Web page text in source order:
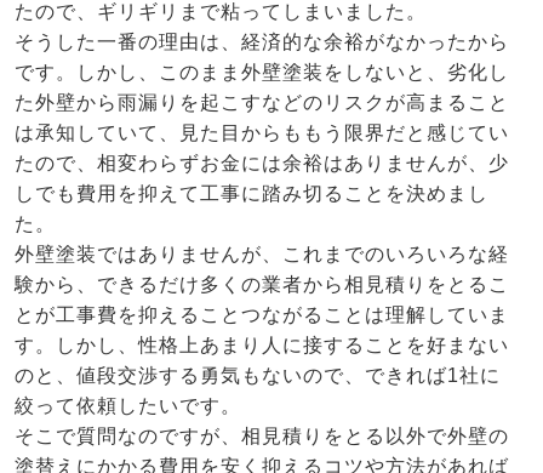
たので、ギリギリまで粘ってしまいました。
そうした一番の理由は、経済的な余裕がなかったから
です。しかし、このまま外壁塗装をしないと、劣化し
た外壁から雨漏りを起こすなどのリスクが高まること
は承知していて、見た目からももう限界だと感じてい
たので、相変わらずお金には余裕はありませんが、少
しでも費用を抑えて工事に踏み切ることを決めまし
た。
外壁塗装ではありませんが、これまでのいろいろな経
験から、できるだけ多くの業者から相見積りをとるこ
とが工事費を抑えることつながることは理解していま
す。しかし、性格上あまり人に接することを好まない
のと、値段交渉する勇気もないので、できれば1社に
絞って依頼したいです。
そこで質問なのですが、相見積りをとる以外で外壁の
塗替えにかかる費用を安く抑えるコツや方法があれば